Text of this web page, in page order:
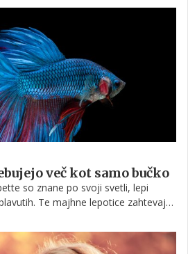
več kot samo bučko
so znane po svoji svetli, lepi
Te majhne lepotice zahtevajo